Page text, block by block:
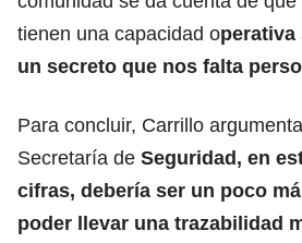
tienen una capacidad operativa
un secreto que nos falta
Para concluir, Carrillo
Secretaría de Seguridad, en
cifras, debería ser un poco
poder llevar una trazabilidad